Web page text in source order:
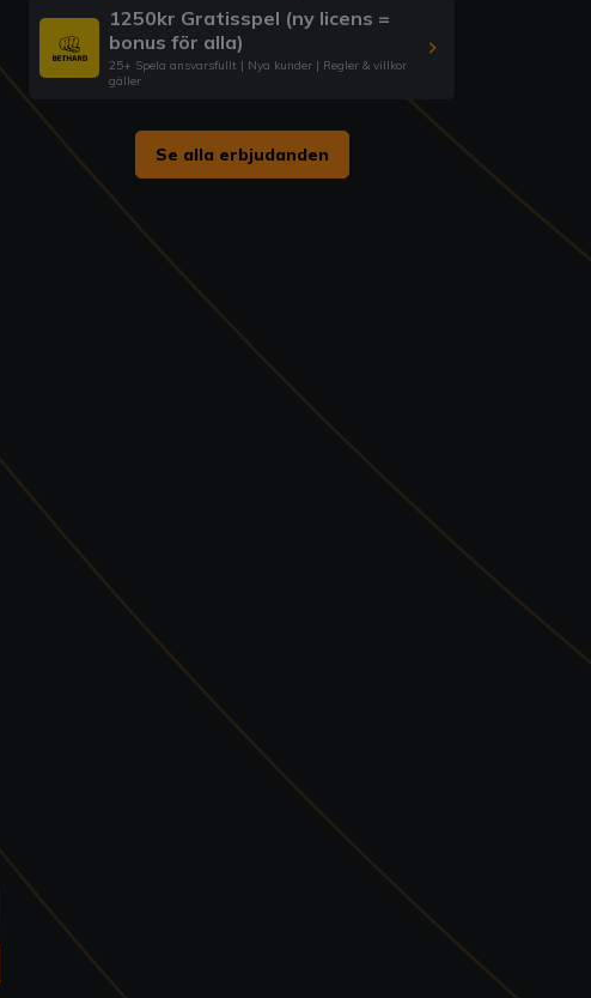
1250kr Gratisspel (ny licens =
bonus för alla)
25+ Spela ansvarsfullt | Nya kunder | Regler & villkor
gäller
Se alla erbjudanden